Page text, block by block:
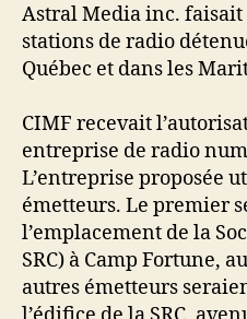
Astral Media inc. faisait
stations de radio
Québec et dans les
CIMF recevait
entreprise de radio
L’entreprise proposée
émetteurs. Le premier
l’emplacement de la
SRC) à Camp Fortune,
autres émetteurs